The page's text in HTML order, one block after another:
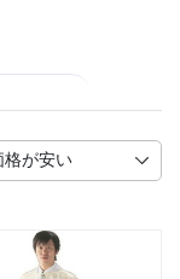
4）